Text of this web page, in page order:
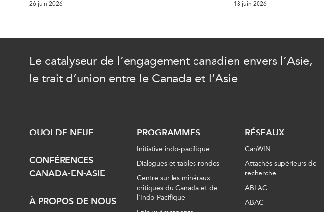
26 juin 2026 18 juin 2026
Le catalyseur de l’engagement canadien envers l’Asie,
le trait d’union entre le Canada et l’Asie
QUOI DE NEUF
CONFÉRENCES
CANADA-EN-ASIE
À PROPOS DE NOUS
PROGRAMMES
Initiative indo-pacifique
Dialogues et tables rondes
Centre sur les minéraux
critiques du Canada et de
l’Indo-Pacifique
RÉSEAUX
CanWIN
Attachés supérieurs de
recherche
ABLAC
ABAC